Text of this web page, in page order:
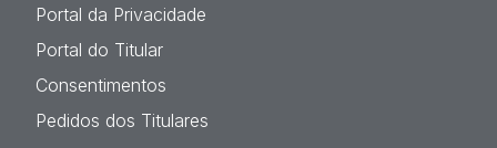
Portal da Privacidade
Portal do Titular
Consentimentos
Pedidos dos Titulares